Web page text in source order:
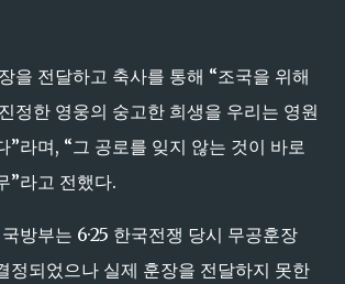
을 전달하고 축사를 통해 “조국을 위해
정한 영웅의 숭고한 희생을 우리는 영원
”라며, “그 공로를 잊지 않는 것이 바로
”라고 전했다.
방부는 6·25 한국전쟁 당시 무공훈장
정되었으나 실제 훈장을 전달하지 못한